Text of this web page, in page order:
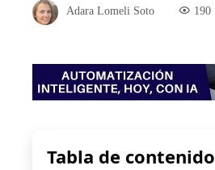
Adara Lomeli Soto 190
Tabla de contenido